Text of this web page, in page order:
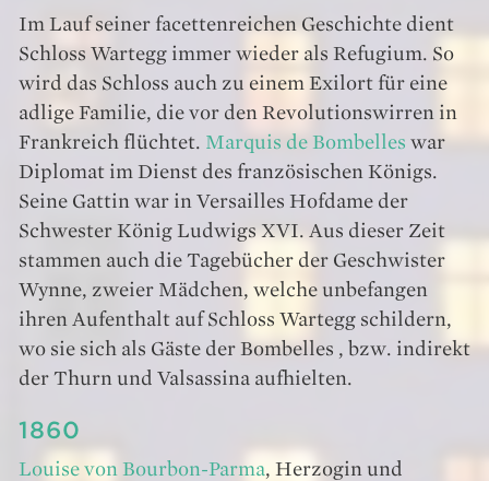
Im Lauf seiner facettenreichen Geschichte dient
Schloss Wartegg immer wieder als Refugium. So
wird das Schloss auch zu einem Exilort für eine
adlige Familie, die vor den Revolutionswirren in
Frankreich flüchtet. Marquis de Bombelles war
Diplomat im Dienst des französischen Königs.
Seine Gattin war in Versailles Hofdame der
Schwester König Ludwigs XVI. Aus dieser Zeit
stammen auch die Tagebücher der Geschwister
Wynne, zweier Mädchen, welche unbefangen
ihren Aufenthalt auf Schloss Wartegg schildern,
wo sie sich als Gäste der Bombelles , bzw. indirekt
der Thurn und Valsassina aufhielten.
1860
Louise von Bourbon-Parma, Herzogin und